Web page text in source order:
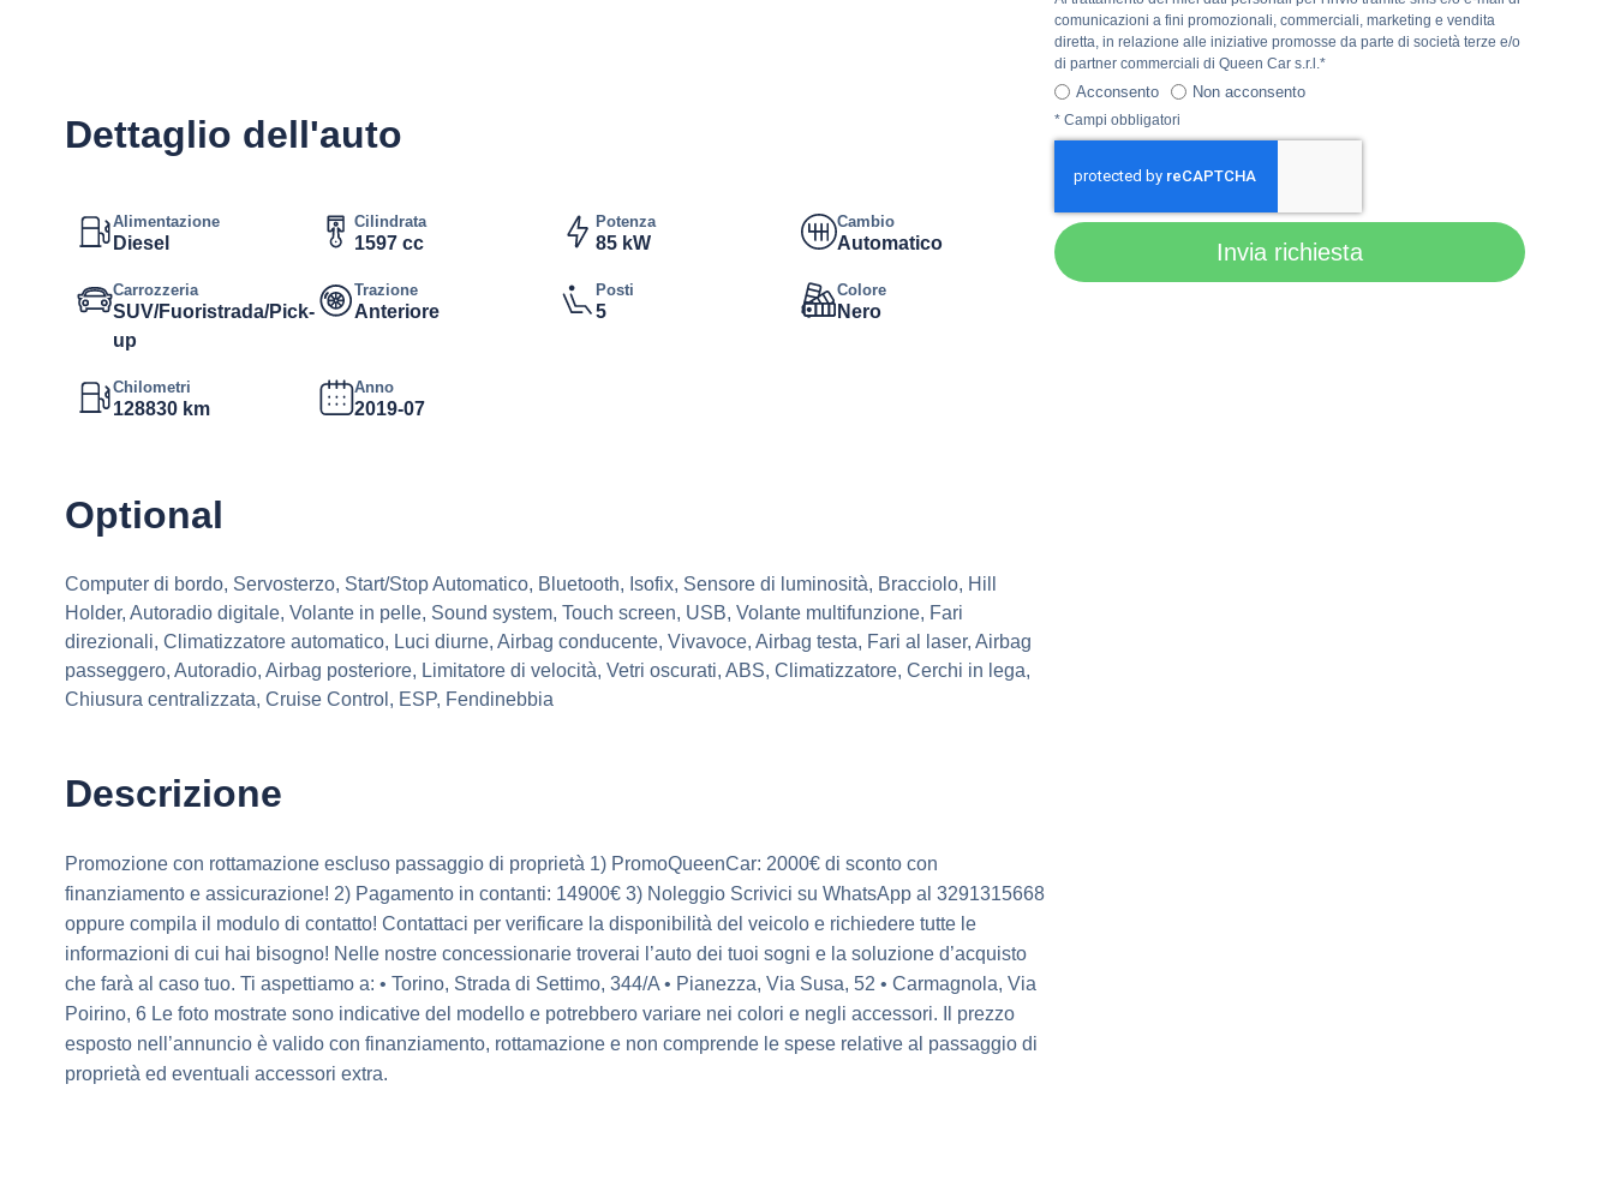
Dettaglio dell'auto
Alimentazione
Diesel
Cilindrata
1597 cc
Potenza
85 kW
Cambio
Automatico
Carrozzeria
SUV/Fuoristrada/Pick-
up
Trazione
Anteriore
Posti
5
Colore
Nero
Chilometri
128830 km
Anno
2019-07
Optional
Computer di bordo, Servosterzo, Start/Stop Automatico, Bluetooth, Isofix, Sensore di luminosità, Bracciolo, Hill
Holder, Autoradio digitale, Volante in pelle, Sound system, Touch screen, USB, Volante multifunzione, Fari
direzionali, Climatizzatore automatico, Luci diurne, Airbag conducente, Vivavoce, Airbag testa, Fari al laser, Airbag
passeggero, Autoradio, Airbag posteriore, Limitatore di velocità, Vetri oscurati, ABS, Climatizzatore, Cerchi in lega,
Chiusura centralizzata, Cruise Control, ESP, Fendinebbia
Descrizione
Promozione con rottamazione escluso passaggio di proprietà 1) PromoQueenCar: 2000€ di sconto con
finanziamento e assicurazione! 2) Pagamento in contanti: 14900€ 3) Noleggio Scrivici su WhatsApp al 3291315668
oppure compila il modulo di contatto! Contattaci per verificare la disponibilità del veicolo e richiedere tutte le
informazioni di cui hai bisogno! Nelle nostre concessionarie troverai l’auto dei tuoi sogni e la soluzione d’acquisto
che farà al caso tuo. Ti aspettiamo a: • Torino, Strada di Settimo, 344/A • Pianezza, Via Susa, 52 • Carmagnola, Via
Poirino, 6 Le foto mostrate sono indicative del modello e potrebbero variare nei colori e negli accessori. Il prezzo
esposto nell’annuncio è valido con finanziamento, rottamazione e non comprende le spese relative al passaggio di
proprietà ed eventuali accessori extra.
comunicazioni a fini promozionali, commerciali, marketing e vendita
diretta, in relazione alle iniziative promosse da parte di società terze e/o
di partner commerciali di Queen Car s.r.l.*
Acconsento Non acconsento
* Campi obbligatori
Invia richiesta